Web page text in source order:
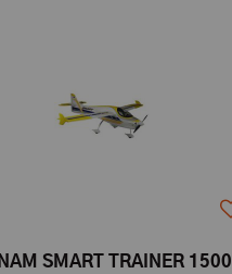
SMART TRAINER 1500